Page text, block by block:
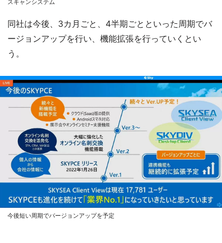
スキャンシステム
同社は今後、3カ月ごと、4半期ごとといった周期でバ
ージョンアップを行い、機能拡張を行っていくとい
う。
今後短い周期でバージョンアップを予定